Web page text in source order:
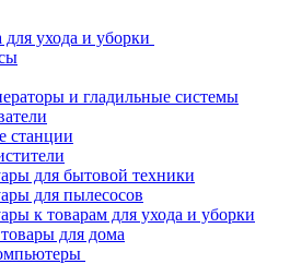
для ухода и уборки
и гладильные системы
станции
для бытовой техники
для пылесосов
к товарам для ухода и уборки
для дома